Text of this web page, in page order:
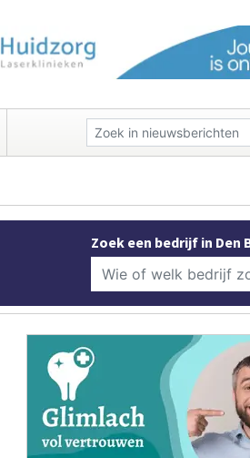
Zoek een bedrijf in Den